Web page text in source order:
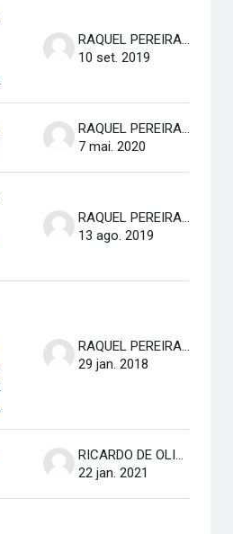
RAQUEL PEREIRA DE ARRUDA
10 set. 2019
RAQUEL PEREIRA DE ARRUDA
7 mai. 2020
RAQUEL PEREIRA DE ARRUDA
13 ago. 2019
RAQUEL PEREIRA DE ARRUDA
29 jan. 2018
RICARDO DE OLIVEIRA BRASIL COSTA
22 jan. 2021